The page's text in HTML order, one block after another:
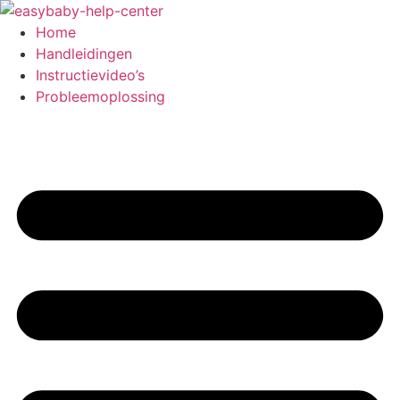
Ga
naar
inhoud
Home
Handleidingen
Instructievideo’s
Probleemoplossing